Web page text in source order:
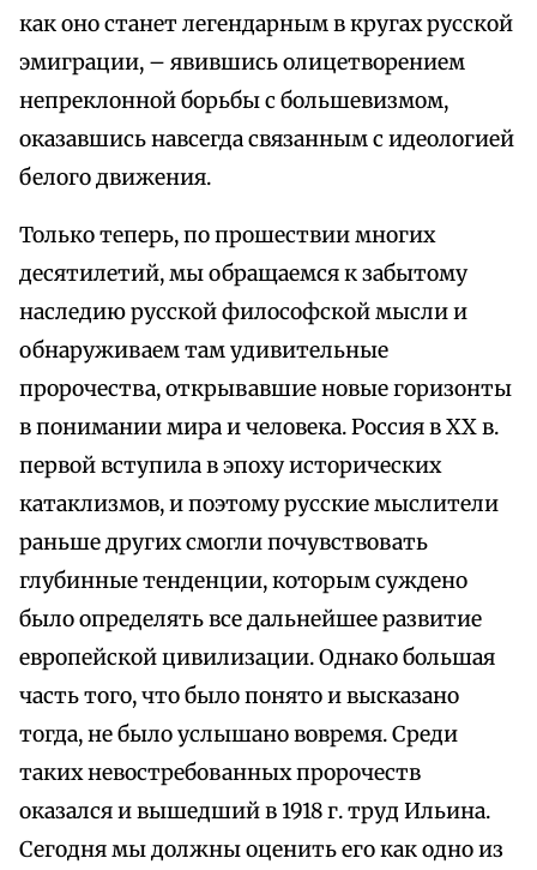
как оно станет легендарным в кругах русской
эмиграции, – явившись олицетворением
непреклонной борьбы с большевизмом,
оказавшись навсегда связанным с идеологией
белого движения.
Только теперь, по прошествии многих
десятилетий, мы обращаемся к забытому
наследию русской философской мысли и
обнаруживаем там удивительные
пророчества, открывавшие новые горизонты
в понимании мира и человека. Россия в XX в.
первой вступила в эпоху исторических
катаклизмов, и поэтому русские мыслители
раньше других смогли почувствовать
глубинные тенденции, которым суждено
было определять все дальнейшее развитие
европейской цивилизации. Однако большая
часть того, что было понято и высказано
тогда, не было услышано вовремя. Среди
таких невостребованных пророчеств
оказался и вышедший в 1918 г. труд Ильина.
Сегодня мы должны оценить его как одно из